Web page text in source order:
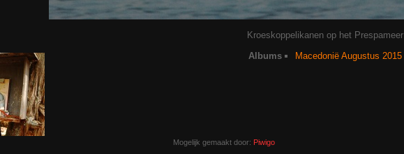
Kroeskoppelikanen op het Prespameer
Albums
Macedonië Augustus 2015
Mogelijk gemaakt door: Piwigo